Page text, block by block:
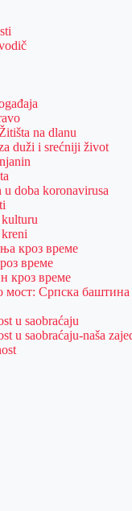
na dlanu
duži i srećniji život
u doba koronavirusa
кроз време
време
кроз време
мост: Српска
u saobraćaju
u saobraćaju-naša